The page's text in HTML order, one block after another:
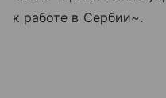
к работе в Сербии~.